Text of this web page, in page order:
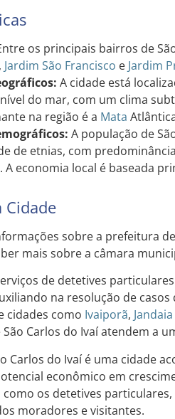
os principais bairros de
Jardim São Francisco e Jardim
A cidade está
do mar, com um clima
na região é a Mata
A população de
de etnias, com
A economia local é baseada
Cidade
sobre a prefeitura
mais sobre a câmara
de detetives
na resolução de
cidades como Ivaiporã,
Carlos do Ivaí atendem a
Carlos do Ivaí é uma cidade
econômico em
como os detetives
moradores e visitantes.